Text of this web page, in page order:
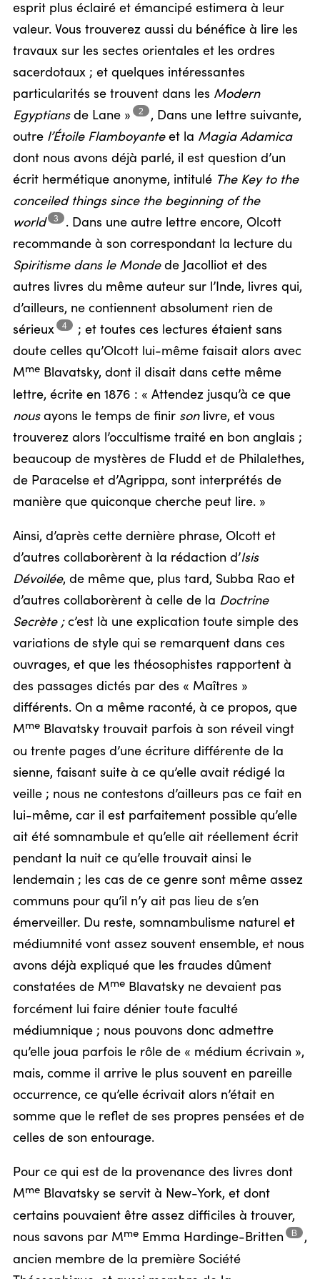
esprit plus éclairé et émancipé estimera à leur
valeur. Vous trouverez aussi du bénéfice à lire les
travaux sur les sectes orientales et les ordres
sacerdotaux ; et quelques intéressantes
particularités se trouvent dans les Modern
Egyptiansde Lane » 2 , Dans une lettre suivante,
outre l’Étoile Flamboyanteet la Magia Adamica
dont nous avons déjà parlé, il est question d’un
écrit hermétique anonyme, intitulé The Key to the
conceiled things since the beginning of the
world
3 .Dans une autre lettre encore, Olcott
recommande à son correspondant la lecture du
Spiritisme dans le Mondede Jacolliot et des
autres livres du même auteur sur l’Inde, livres qui,
d’ailleurs, ne contiennent absolument rien de
sérieux
4 ; et toutes ces lectures étaient sans
doute celles qu’Olcott lui-même faisait alors avec
Mme Blavatsky, dont il disait dans cette même
lettre, écrite en 1876 : « Attendez jusqu’à ce que
nousayons le temps de finir sonlivre, et vous
trouverez alors l’occultisme traité en bon anglais ;
beaucoup de mystères de Fludd et de Philalethes,
de Paracelse et d’Agrippa, sont interprétés de
manière que quiconque cherche peut lire. »
Ainsi, d’après cette dernière phrase, Olcott et
d’autres collaborèrent à la rédaction d’Isis
Dévoilée, de même que, plus tard, Subba Rao et
d’autres collaborèrent à celle de la Doctrine
Secrète ;c’est là une explication toute simple des
variations de style qui se remarquent dans ces
ouvrages, et que les théosophistes rapportent à
des passages dictés par des « Maîtres »
différents. On a même raconté, à ce propos, que
Mme Blavatsky trouvait parfois à son réveil vingt
ou trente pages d’une écriture différente de la
sienne, faisant suite à ce qu’elle avait rédigé la
veille ; nous ne contestons d’ailleurs pas ce fait en
lui-même, car il est parfaitement possible qu’elle
ait été somnambule et qu’elle ait réellement écrit
pendant la nuit ce qu’elle trouvait ainsi le
lendemain ; les cas de ce genre sont même assez
communs pour qu’il n’y ait pas lieu de s’en
émerveiller. Du reste, somnambulisme naturel et
médiumnité vont assez souvent ensemble, et nous
avons déjà expliqué que les fraudes dûment
constatées de Mme Blavatsky ne devaient pas
forcément lui faire dénier toute faculté
médiumnique ; nous pouvons donc admettre
qu’elle joua parfois le rôle de « médium écrivain »,
mais, comme il arrive le plus souvent en pareille
occurrence, ce qu’elle écrivait alors n’était en
somme que le reflet de ses propres pensées et de
celles de son entourage.
Pour ce qui est de la provenance des livres dont
Mme Blavatsky se servit à New-York, et dont
certains pouvaient être assez difficiles à trouver,
nous savons par Mme Emma Hardinge-Britten B
,
ancien membre de la première Société